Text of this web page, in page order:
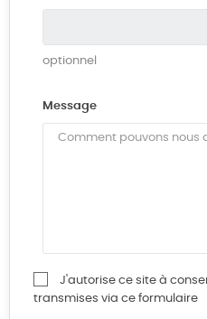
optionnel
Message
J'autorise ce site à
transmises via ce formulaire